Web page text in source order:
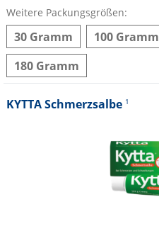
Weitere Packungsgrößen:
30 Gramm
100 Gramm
180 Gramm
KYTTA Schmerzsalbe 1